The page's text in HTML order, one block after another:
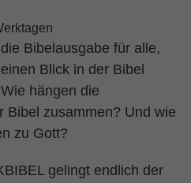
Bibelausgabe für alle,
Blick in der Bibel
hängen die
Bibel zusammen? Und wie
zu Gott?
gelingt endlich der